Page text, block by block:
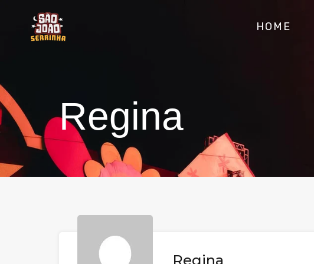
HOME
Regina
Regina